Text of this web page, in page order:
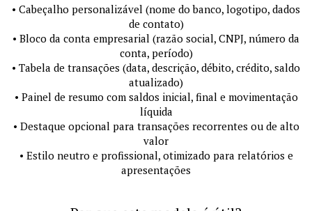
• Cabeçalho personalizável (nome do banco, logotipo, dados
de contato)
• Bloco da conta empresarial (razão social, CNPJ, número da
conta, período)
• Tabela de transações (data, descrição, débito, crédito, saldo
atualizado)
• Painel de resumo com saldos inicial, final e movimentação
líquida
• Destaque opcional para transações recorrentes ou de alto
valor
• Estilo neutro e profissional, otimizado para relatórios e
apresentações